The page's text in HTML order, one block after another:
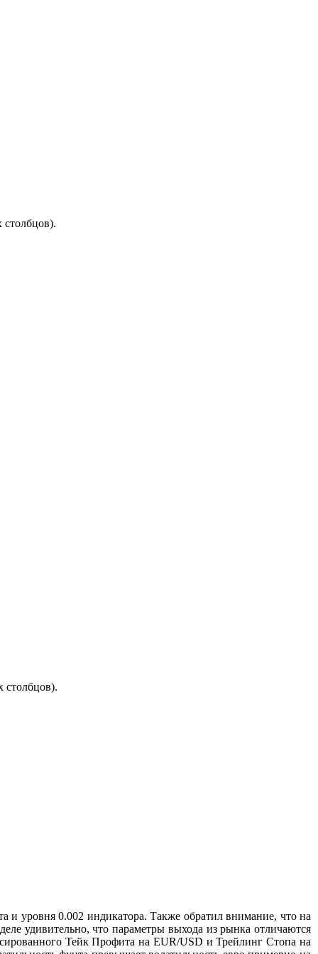
столбцов).
и уровня 0.002 индикатора. Также обратил внимание, что на
удивительно, что параметры выхода из рынка отличаются
Тейк Профита на EUR/USD и Трейлинг Стопа на